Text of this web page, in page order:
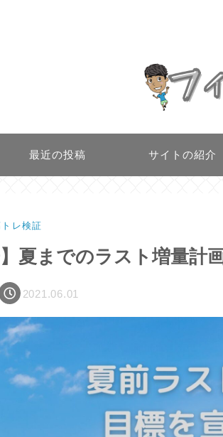
最近の投稿 サイトの紹介
レ検証
】夏までのラスト増量計
2021.06.01